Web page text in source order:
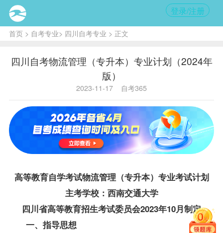
登录/注册
首页> 自考专业> 四川自考专业 > 正文
四川自考物流管理（专升本）专业计划（2024年
版）
2023-11-17 自考365
高等教育自学考试物流管理（专升本）专业考试计划
主考学校：西南交通大学
四川省高等教育招生考试委员会2023年10月制定
一、指导思想